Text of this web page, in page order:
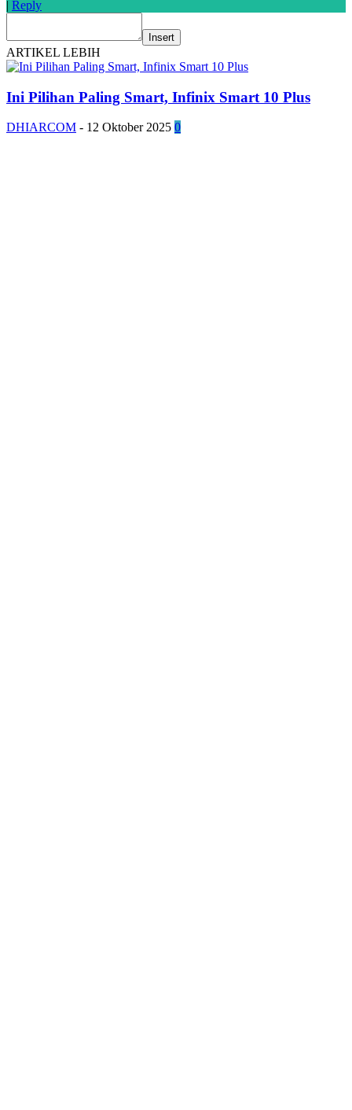
| Reply
Insert
ARTIKEL LEBIH
Ini Pilihan Paling Smart, Infinix Smart 10 Plus
DHIARCOM - 12 Oktober 2025 0